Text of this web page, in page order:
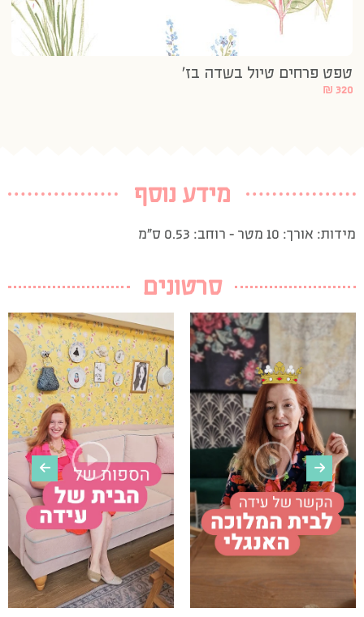
טפט פרחים טיול בשדה בז’
₪ 320
מידע נוסף
מידות: אורך: 10 מטר – רוחב: 0.53 ס”מ
סרטונים